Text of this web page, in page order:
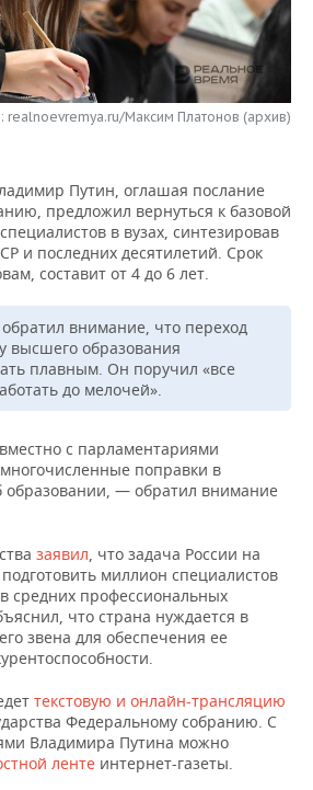
realnoevremya.ru/Максим Платонов (архив)
Путин, оглашая послание
предложил вернуться к базовой
в вузах, синтезировав
и последних десятилетий. Срок
составит от 4 до 6 лет.
внимание, что переход
высшего образования
плавным. Он поручил «все
до мелочей».
с парламентариями
поправки в
образовании, — обратил внимание
заявил, что задача России на
миллион специалистов
средних профессиональных
что страна нуждается в
звена для обеспечения ее
текстовую и онлайн-трансляцию
Федеральному собранию. С
Владимира Путина можно
ленте интернет-газеты.